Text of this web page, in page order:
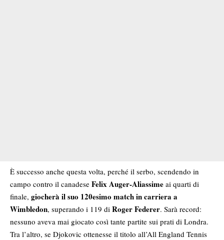
È successo anche questa volta, perché il serbo, scendendo in
campo contro il canadese Felix Auger-Aliassime ai quarti di
finale, giocherà il suo 120esimo match in carriera a
Wimbledon, superando i 119 di Roger Federer. Sarà record:
nessuno aveva mai giocato così tante partite sui prati di Londra.
Tra l’altro, se Djokovic ottenesse il titolo all’All England Tennis